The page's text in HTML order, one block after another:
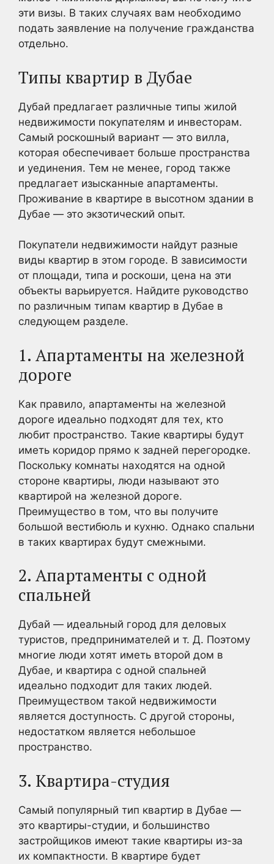
эти визы. В таких случаях вам необходимо
подать заявление на получение гражданства
отдельно.
Типы квартир в Дубае
Дубай предлагает различные типы жилой
недвижимости покупателям и инвесторам.
Самый роскошный вариант — это вилла,
которая обеспечивает больше пространства
и уединения. Тем не менее, город также
предлагает изысканные апартаменты.
Проживание в квартире в высотном здании в
Дубае — это экзотический опыт.
Покупатели недвижимости найдут разные
виды квартир в этом городе. В зависимости
от площади, типа и роскоши, цена на эти
объекты варьируется. Найдите руководство
по различным типам квартир в Дубае в
следующем разделе.
1. Апартаменты на железной
дороге
Как правило, апартаменты на железной
дороге идеально подходят для тех, кто
любит пространство. Такие квартиры будут
иметь коридор прямо к задней перегородке.
Поскольку комнаты находятся на одной
стороне квартиры, люди называют это
квартирой на железной дороге.
Преимущество в том, что вы получите
большой вестибюль и кухню. Однако спальни
в таких квартирах будут смежными.
2. Апартаменты с одной
спальней
Дубай — идеальный город для деловых
туристов, предпринимателей и т. Д. Поэтому
многие люди хотят иметь второй дом в
Дубае, и квартира с одной спальней
идеально подходит для таких людей.
Преимуществом такой недвижимости
является доступность. С другой стороны,
недостатком является небольшое
пространство.
3. Квартира-студия
Самый популярный тип квартир в Дубае —
это квартиры-студии, и большинство
застройщиков имеют такие квартиры из-за
их компактности. В квартире будет